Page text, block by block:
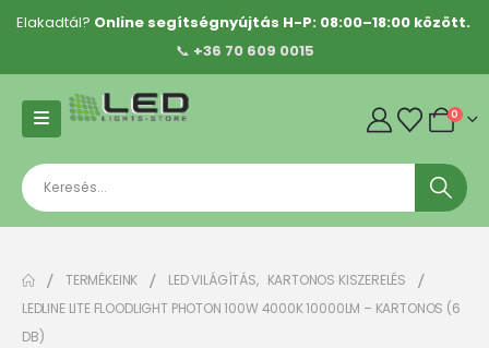
Elakadtál? Online segítségnyújtás H-P: 08:00–18:00 között.
📞 +36 70 609 0015
0
TERMÉKEINK LED VILÁGÍTÁS, KARTONOS KISZERELÉS
LEDLINE LITE FLOODLIGHT PHOTON 100W 4000K 10000LM – KARTONOS (6
DB)